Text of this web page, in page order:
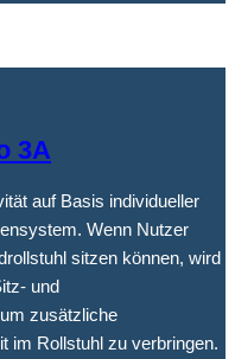
3A
auf Basis individueller
Wenn Nutzer
sitzen können, wird
und
zusätzliche
im Rollstuhl zu verbringen.